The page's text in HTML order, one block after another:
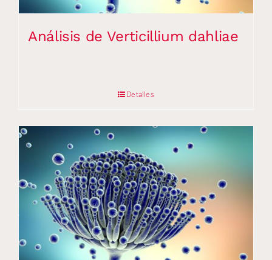
Análisis de Verticillium dahliae
Detalles